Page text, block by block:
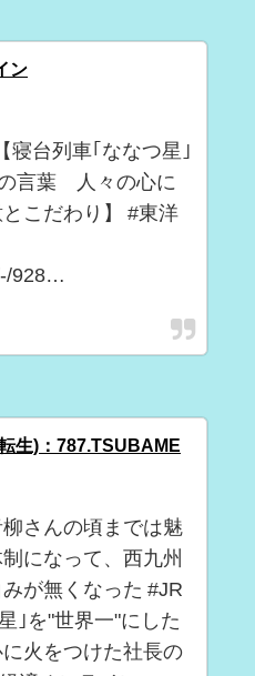
ン
寝台列車｢ななつ星｣
言葉 人々の心に
こだわり】 #東洋
928…
生)：787.TSUBAME
さんの頃までは魅
になって、西九州
が無くなった #JR
｣を"世界一"にした
火をつけた社長の